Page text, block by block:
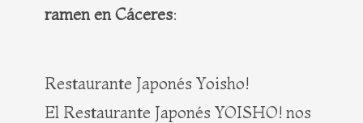
ramen en Cáceres:
Restaurante Japonés Yoisho!
El Restaurante Japonés YOISHO! nos